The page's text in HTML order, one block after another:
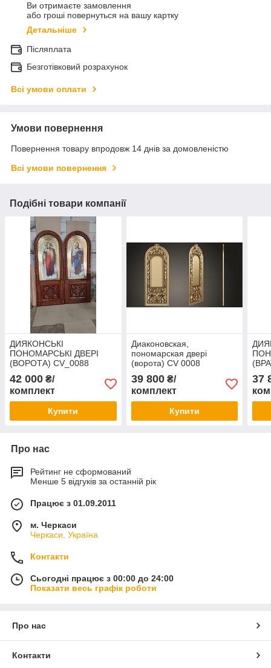
Ви отримаєте замовлення
або гроші повернуться на вашу картку
Детальніше
Післяплата
Безготівковий розрахунок
Всі умови оплати
Умови повернення
Повернення товару впродовж 14 днів за домовленістю
Всі умови повернення
Подібні товари компанії
ДИЯКОНСЬКІ
ПОНОМАРСЬКІ ДВЕРІ
(ВОРОТА) CV_0088
42 000 ₴/
комплект
Купити
Диаконовская,
пономарская двері
(ворота) CV 0008
39 800₴/
комплект
Купити
37
Про нас
Рейтинг не сформований
Менше 5 відгуків за останній рік
Працює з 01.09.2011
м. Черкаси
Черкаси, Україна
Контакти
Сьогодні працює з 00:00 до 24:00
Показати весь графік роботи
Про нас
Контакти